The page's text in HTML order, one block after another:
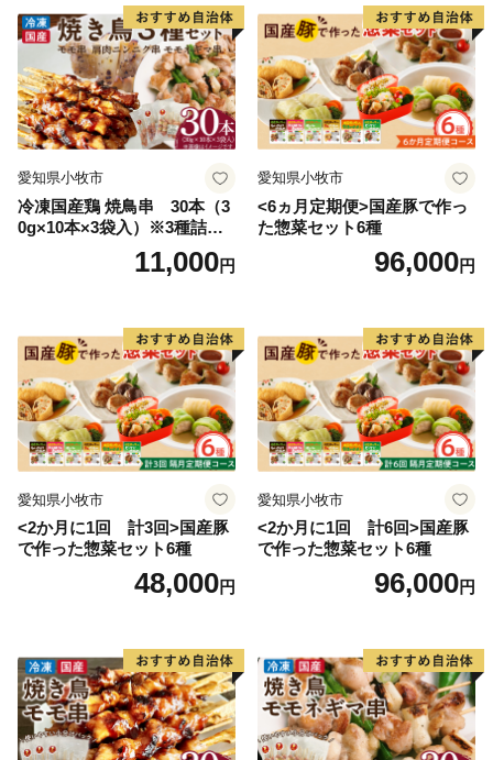
愛知県小牧市
冷凍国産鶏 焼鳥串 30本（3
0g×10本×3袋入）※3種詰め
合わせ 焼き鳥 おつまみ バー
ベキュー 小分け 国産 鶏肉 焼
材 具材 お家居酒屋 詰め合わ
せ
11,000円
愛知県小牧市
<6ヵ月定期便>国産豚で作っ
た惣菜セット6種
96,000円
愛知県小牧市
<2か月に1回 計3回>国産豚
で作った惣菜セット6種
48,000円
愛知県小牧市
<2か月に1回 計6回>国産豚
で作った惣菜セット6種
96,000円